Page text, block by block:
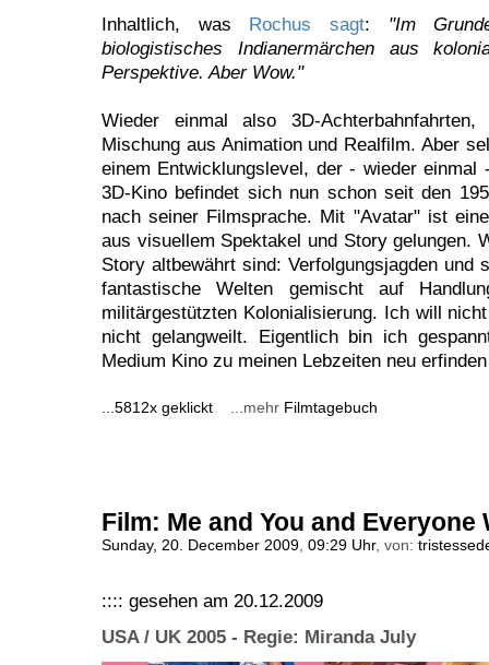
Inhaltlich, was Rochus sagt: "Im
biologistisches Indianermärchen aus
Perspektive. Aber Wow."
Wieder einmal also 3D-
Mischung aus Animation und Realfilm. Aber
einem Entwicklungslevel, der - wieder einmal
3D-Kino befindet sich nun schon seit den
nach seiner Filmsprache. Mit "Avatar" ist
aus visuellem Spektakel und Story gelungen.
Story altbewährt sind: Verfolgungsjagden und
fantastische Welten gemischt auf
militärgestützten Kolonialisierung. Ich will
nicht gelangweilt. Eigentlich bin ich
Medium Kino zu meinen Lebzeiten neu
...5812x geklickt ...mehr Filmtagebuch
Film: Me and You and Everyone
Sunday, 20. December 2009 09:29 Uhr, von:
:::: gesehen am 20.12.2009
USA / UK 2005 - Regie: Miranda July